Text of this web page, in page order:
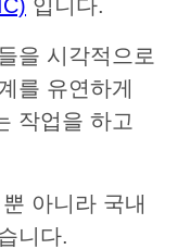
입니다.
을 시각적으로
를 유연하게
작업을 하고
아니라 국내
니다.